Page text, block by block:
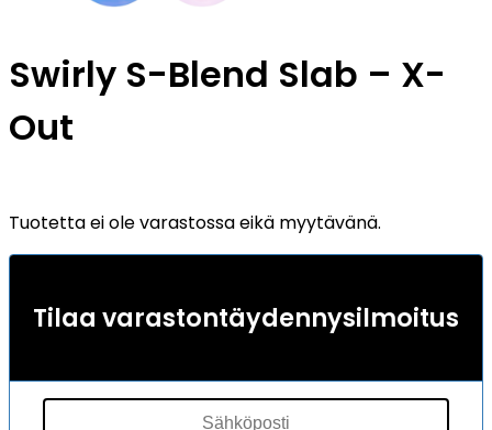
Swirly S-Blend Slab – X-
Out
Tuotetta ei ole varastossa eikä myytävänä.
Tilaa varastontäydennysilmoitus